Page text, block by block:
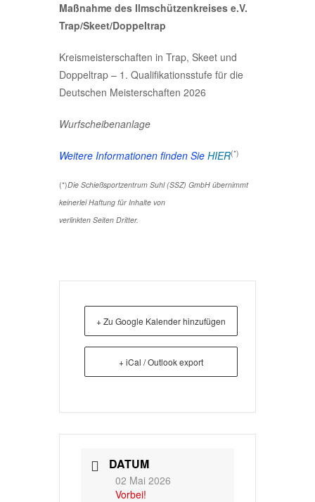
Maßnahme des Ilmschützenkreises e.V.
Trap/Skeet/Doppeltrap
Kreismeisterschaften in Trap, Skeet und
Doppeltrap – 1. Qualifikationsstufe für die
Deutschen Meisterschaften 2026
Wurfscheibenanlage
Weitere Informationen finden Sie HIER(*)
(*)Die Schießsportzentrum Suhl (SSZ) GmbH übernimmt
keinerlei Haftung für Inhalte von
verlinkten Seiten Dritter.
+ Zu Google Kalender hinzufügen
+ iCal / Outlook export
DATUM
02 Mai 2026
Vorbei!